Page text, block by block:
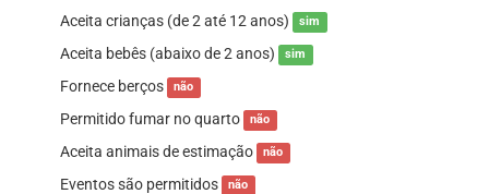
Aceita crianças (de 2 até 12 anos) sim
Aceita bebês (abaixo de 2 anos) sim
Fornece berços não
Permitido fumar no quarto não
Aceita animais de estimação não
Eventos são permitidos não